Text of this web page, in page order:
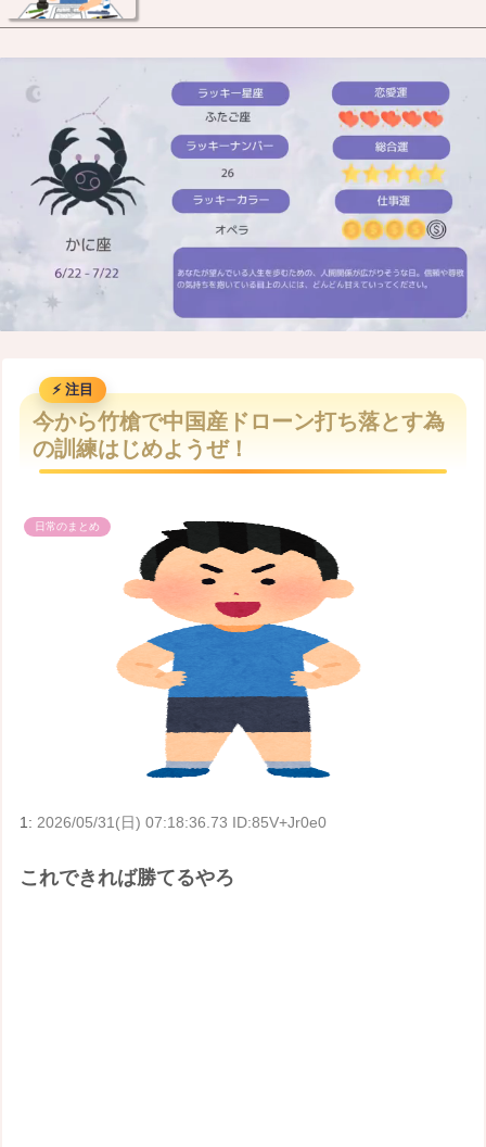
M
u
今から竹槍で中国産ドローン打ち落とす為
の訓練はじめようぜ！
日常のまとめ
1: 2026/05/31(日) 07:18:36.73 ID:85V+Jr0e0
これできれば勝てるやろ